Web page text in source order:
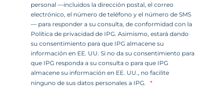
personal —incluidos la dirección postal, el correo
electrónico, el número de teléfono y el número de SMS
— para responder a su consulta, de conformidad con la
Política de privacidad de IPG. Asimismo, estará dando
su consentimiento para que IPG almacene su
información en EE. UU. Si no da su consentimiento para
que IPG responda a su consulta o para que IPG
almacene su información en EE. UU., no facilite
ninguno de sus datos personales a IPG.